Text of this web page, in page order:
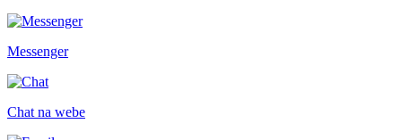
Messenger
Chat na webe